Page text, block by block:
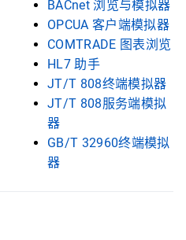
BACnet 浏览与模拟器
OPCUA 客户端模拟器
COMTRADE 图表浏览
HL7 助手
JT/T 808终端模拟器
JT/T 808服务端模拟
器
GB/T 32960终端模拟
器